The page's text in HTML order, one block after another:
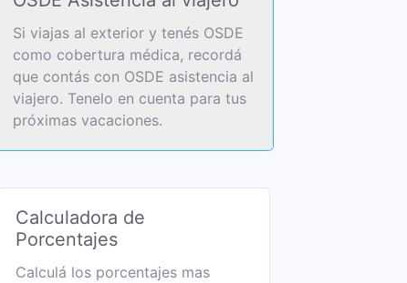
Si viajas al exterior y tenés OSDE
como cobertura médica, recordá
que contás con OSDE asistencia al
viajero. Tenelo en cuenta para tus
próximas vacaciones.
Calculadora de
Porcentajes
Calculá los porcentajes mas